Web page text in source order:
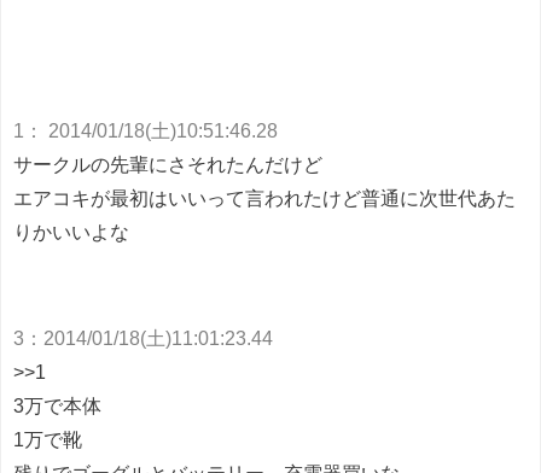
1 ： 2014/01/18(土)10:51:46.28
サークルの先輩にさそれたんだけど
エアコキが最初はいいって言われたけど普通に次世代あた
りかいいよな
3 ： 2014/01/18(土)11:01:23.44
>>1
3万で本体
1万で靴